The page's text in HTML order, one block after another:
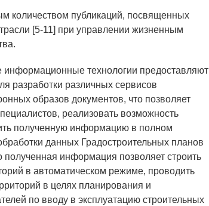
количеством публикаций, посвященных
[5-11] при управлении жизненным
информационные технологии предоставляют
разработки различных сервисов
образов документов, что позволяет
реализовать возможность
полученную информацию в полном
данных Градостроительных планов
полученная информация позволяет строить
в автоматическом режиме, проводить
в целях планирования и
по вводу в эксплуатацию строительных